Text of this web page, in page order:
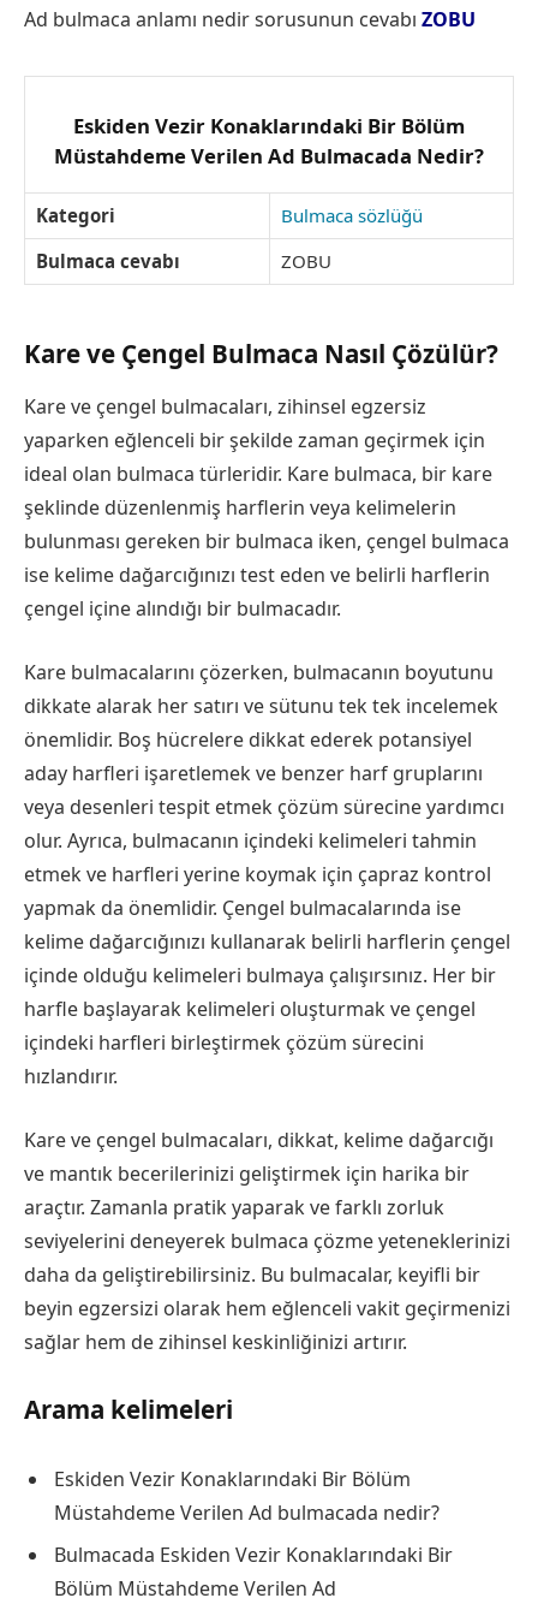
Ad bulmaca anlamı nedir sorusunun cevabı ZOBU
Eskiden Vezir Konaklarındaki Bir Bölüm
Müstahdeme Verilen Ad Bulmacada Nedir?
Kategori
Bulmaca sözlüğü
Bulmaca cevabı
ZOBU
Kare ve Çengel Bulmaca Nasıl Çözülür?
Kare ve çengel bulmacaları, zihinsel egzersiz
yaparken eğlenceli bir şekilde zaman geçirmek için
ideal olan bulmaca türleridir. Kare bulmaca, bir kare
şeklinde düzenlenmiş harflerin veya kelimelerin
bulunması gereken bir bulmaca iken, çengel bulmaca
ise kelime dağarcığınızı test eden ve belirli harflerin
çengel içine alındığı bir bulmacadır.
Kare bulmacalarını çözerken, bulmacanın boyutunu
dikkate alarak her satırı ve sütunu tek tek incelemek
önemlidir. Boş hücrelere dikkat ederek potansiyel
aday harfleri işaretlemek ve benzer harf gruplarını
veya desenleri tespit etmek çözüm sürecine yardımcı
olur. Ayrıca, bulmacanın içindeki kelimeleri tahmin
etmek ve harfleri yerine koymak için çapraz kontrol
yapmak da önemlidir. Çengel bulmacalarında ise
kelime dağarcığınızı kullanarak belirli harflerin çengel
içinde olduğu kelimeleri bulmaya çalışırsınız. Her bir
harfle başlayarak kelimeleri oluşturmak ve çengel
içindeki harfleri birleştirmek çözüm sürecini
hızlandırır.
Kare ve çengel bulmacaları, dikkat, kelime dağarcığı
ve mantık becerilerinizi geliştirmek için harika bir
araçtır. Zamanla pratik yaparak ve farklı zorluk
seviyelerini deneyerek bulmaca çözme yeteneklerinizi
daha da geliştirebilirsiniz. Bu bulmacalar, keyifli bir
beyin egzersizi olarak hem eğlenceli vakit geçirmenizi
sağlar hem de zihinsel keskinliğinizi artırır.
Arama kelimeleri
Eskiden Vezir Konaklarındaki Bir Bölüm
Müstahdeme Verilen Ad bulmacada nedir?
Bulmacada Eskiden Vezir Konaklarındaki Bir
Bölüm Müstahdeme Verilen Ad